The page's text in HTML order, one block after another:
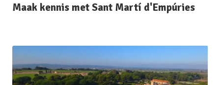
Accommodaties ▾
Maak kennis met Sant Martí d'Empúries